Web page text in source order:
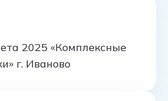
2025 «Комплексные
г. Иваново